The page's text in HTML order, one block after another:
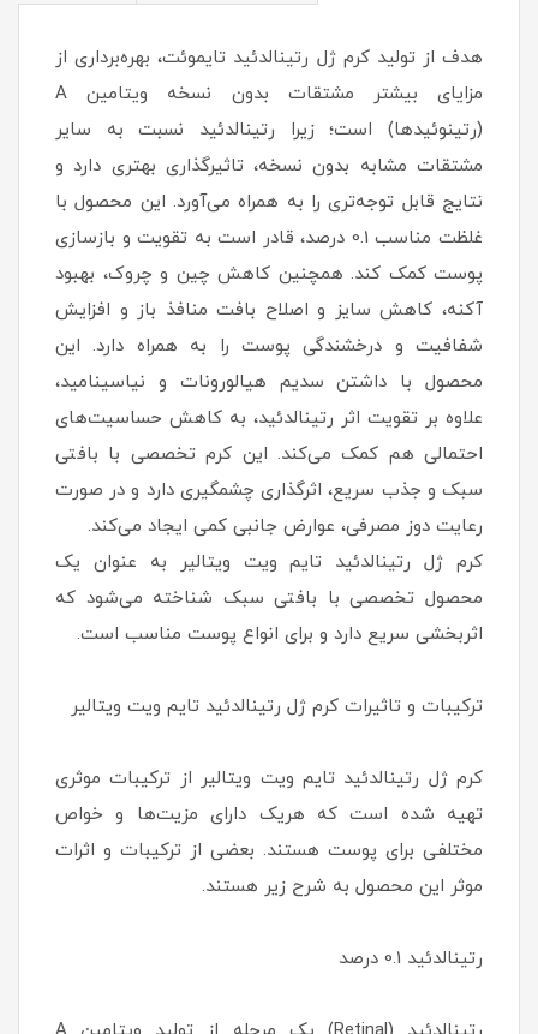
هدف از تولید کرم ژل رتينالدئيد تایموئت، بهره‌برداری از
مزایای بیشتر مشتقات بدون نسخه ویتامین A
(رتینوئیدها) است؛ زیرا رتينالدئيد نسبت به سایر
مشتقات مشابه بدون نسخه، تاثیرگذاری بهتری دارد و
نتایج قابل توجه‌تری را به همراه می‌آورد. این محصول با
غلظت مناسب 0.1 درصد، قادر است به تقویت و بازسازی
پوست کمک کند. همچنین کاهش چین و چروک، بهبود
آکنه، کاهش سایز و اصلاح بافت منافذ باز و افزایش
شفافیت و درخشندگی پوست را به همراه دارد. این
محصول با داشتن سدیم هیالورونات و نیاسینامید،
علاوه بر تقویت اثر رتينالدئيد، به کاهش حساسیت‌های
احتمالی هم کمک می‌کند. این کرم تخصصی با بافتی
سبک و جذب سریع، اثرگذاری چشمگیری دارد و در صورت
رعایت دوز مصرفی، عوارض جانبی کمی ‌ایجاد می‌کند.
كرم ژل رتينالدئيد تايم ويت ويتالير به عنوان یک
محصول تخصصی با بافتی سبک شناخته می‌شود که
اثربخشی سریع دارد و برای انواع پوست مناسب است.
ترکیبات و تاثیرات كرم ژل رتينالدئيد تايم ويت ويتالير
كرم ژل رتينالدئيد تايم ويت ويتالير از ترکیبات موثری
تهیه شده است که هریک دارای مزیت‌ها و خواص
مختلفی برای پوست هستند. بعضی از ترکیبات و اثرات
موثر این محصول به شرح زیر هستند.
رتينالدئيد 0.1 درصد